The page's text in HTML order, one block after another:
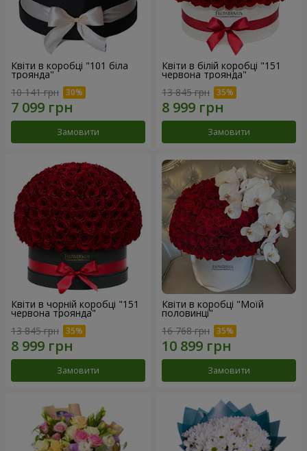
Квіти в коробці "101 біла
троянда"
10 141 грн
Замовити
Квіти в білій коробці "151
червона троянда"
13 845 грн
Замовити
Квіти в чорній коробці "151
червона троянда"
13 845 грн
Замовити
Квіти в коробці "Моїй
половинці"
16 768 грн
Замовити